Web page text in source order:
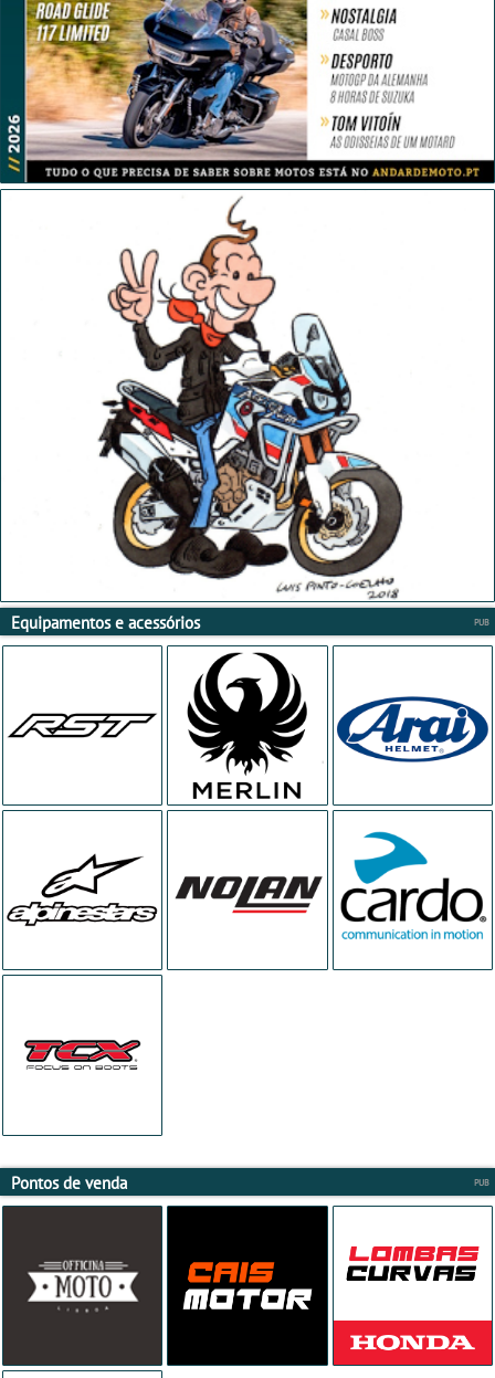
Equipamentos e acessórios
Pontos de venda